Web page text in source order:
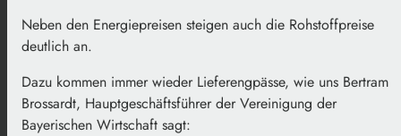
Neben den Energiepreisen steigen auch die Rohstoffpreise
deutlich an.
Dazu kommen immer wieder Lieferengpässe, wie uns Bertram
Brossardt, Hauptgeschäftsführer der Vereinigung der
Bayerischen Wirtschaft sagt: